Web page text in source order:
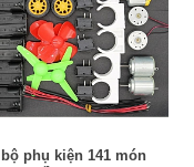
bộ phụ kiện 141 món